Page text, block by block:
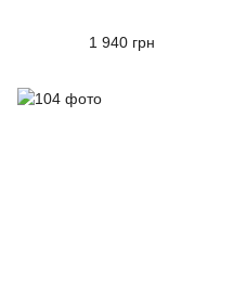
1 940 грн